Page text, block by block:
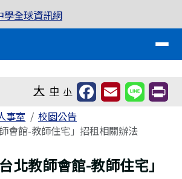
中學全球資訊網
大 中 小
事室
校園公告
會館-教師住宅」招租相關辦法
北教師會館-教師住宅」